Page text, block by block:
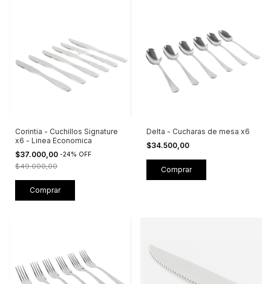
Corintia - Cuchillos Signature
x6 - Linea Economica
$37.000,00 -24% OFF
$49.000,00
Delta - Cucharas de mesa x6
$34.500,00